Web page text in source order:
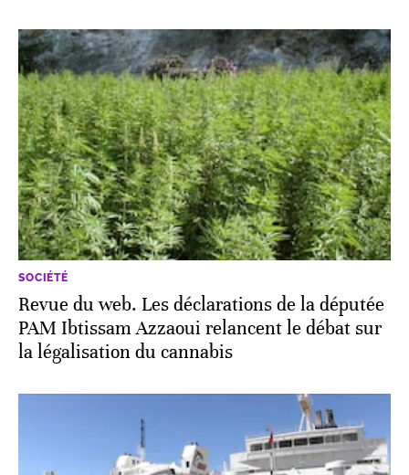
SOCIÉTÉ
Revue du web. Les déclarations de la députée
PAM Ibtissam Azzaoui relancent le débat sur
la légalisation du cannabis